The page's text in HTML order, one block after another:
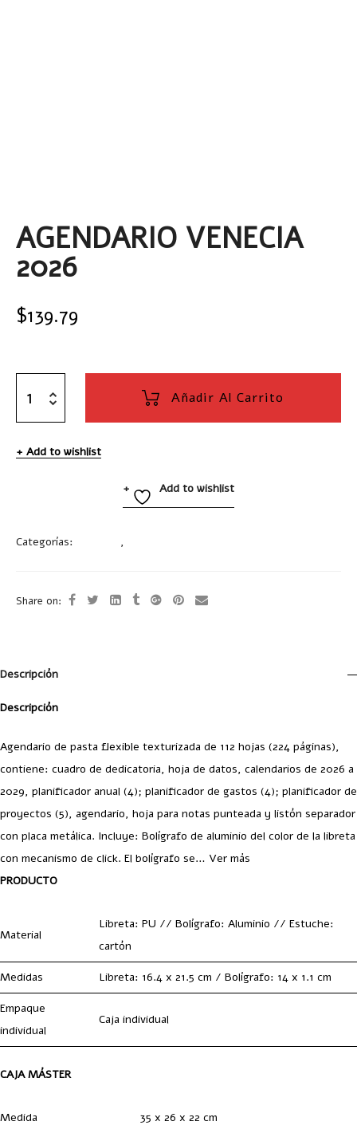
AGENDARIO VENECIA
2026
$139.79
Añadir Al Carrito
Add to wishlist
Add to wishlist
Categorías: ,
Share on:
Descripción
Descripción
Agendario de pasta flexible texturizada de 112 hojas (224 páginas),
contiene: cuadro de dedicatoria, hoja de datos, calendarios de 2026 a
2029, planificador anual (4); planificador de gastos (4); planificador de
proyectos (5), agendario, hoja para notas punteada y listón separador
con placa metálica. Incluye: Bolígrafo de aluminio del color de la libreta
con mecanismo de click. El bolígrafo se… Ver más
PRODUCTO
Material
Libreta: PU // Bolígrafo: Aluminio // Estuche:
cartón
Medidas Libreta: 16.4 x 21.5 cm / Bolígrafo: 14 x 1.1 cm
Empaque
individual
Caja individual
CAJA MÁSTER
Medida 35 x 26 x 22 cm